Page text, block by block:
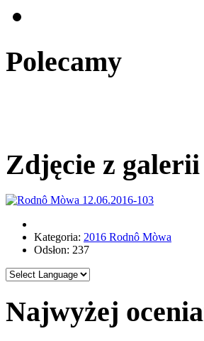
Polecamy
Zdjęcie z galerii
Kategoria: 2016 Rodnô Mòwa
Odsłon: 237
Najwyżej